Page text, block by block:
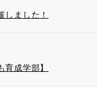
しました！
育成学部】